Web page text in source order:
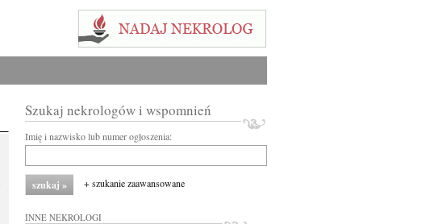
Szukaj nekrologów i wspomnień
Imię i nazwisko lub numer ogłoszenia:
+ szukanie zaawansowane
INNE NEKROLOGI